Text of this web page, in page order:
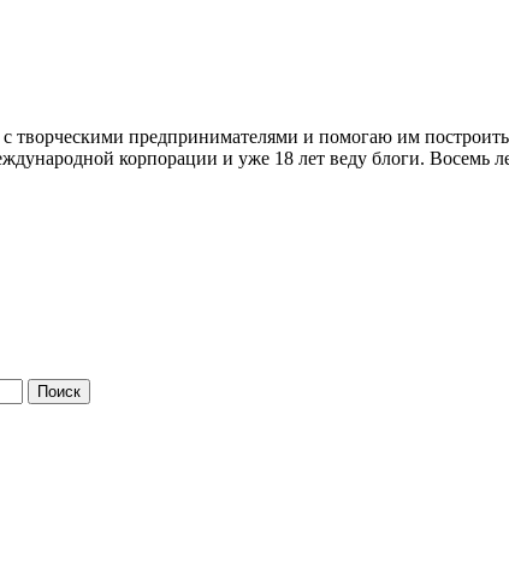
творческими предпринимателями и помогаю им
корпорации и уже 18 лет веду блоги. Восемь